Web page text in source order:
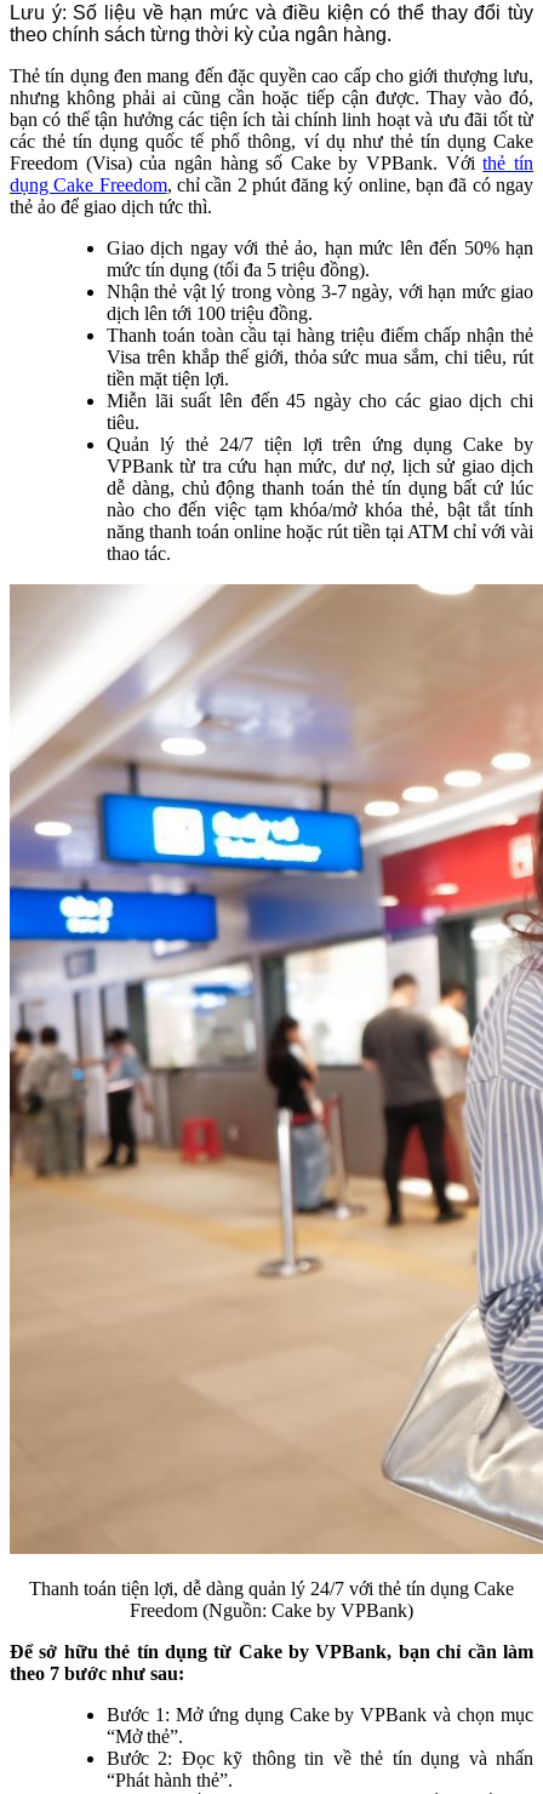
Lưu ý: Số liệu về hạn mức và điều kiện có thể thay đổi tùy
theo chính sách từng thời kỳ của ngân hàng.
Thẻ tín dụng đen mang đến đặc quyền cao cấp cho giới thượng lưu,
nhưng không phải ai cũng cần hoặc tiếp cận được. Thay vào đó,
bạn có thể tận hưởng các tiện ích tài chính linh hoạt và ưu đãi tốt từ
các thẻ tín dụng quốc tế phổ thông, ví dụ như thẻ tín dụng Cake
Freedom (Visa) của ngân hàng số Cake by VPBank. Vớithẻ tín
dụng Cake Freedom, chỉ cần 2 phút đăng ký online, bạn đã có ngay
thẻ ảo để giao dịch tức thì.
Giao dịch ngay với thẻ ảo, hạn mức lên đến 50% hạn
mức tín dụng (tối đa 5 triệu đồng).
Nhận thẻ vật lý trong vòng 3-7 ngày, với hạn mức giao
dịch lên tới 100 triệu đồng.
Thanh toán toàn cầu tại hàng triệu điểm chấp nhận thẻ
Visa trên khắp thế giới, thỏa sức mua sắm, chi tiêu, rút
tiền mặt tiện lợi.
Miễn lãi suất lên đến 45 ngày cho các giao dịch chi
tiêu.
Quản lý thẻ 24/7 tiện lợi trên ứng dụng Cake by
VPBank từ tra cứu hạn mức, dư nợ, lịch sử giao dịch
dễ dàng, chủ động thanh toán thẻ tín dụng bất cứ lúc
nào cho đến việc tạm khóa/mở khóa thẻ, bật tắt tính
năng thanh toán online hoặc rút tiền tại ATM chỉ với vài
thao tác.
Thanh toán tiện lợi, dễ dàng quản lý 24/7 với thẻ tín dụng Cake
Freedom (Nguồn: Cake by VPBank)
Để sở hữu thẻ tín dụng từ Cake by VPBank, bạn chỉ cần làm
theo 7 bước như sau:
Bước 1: Mở ứng dụng Cake by VPBank và chọn mục
“Mở thẻ”.
Bước 2: Đọc kỹ thông tin về thẻ tín dụng và nhấn
“Phát hành thẻ”.